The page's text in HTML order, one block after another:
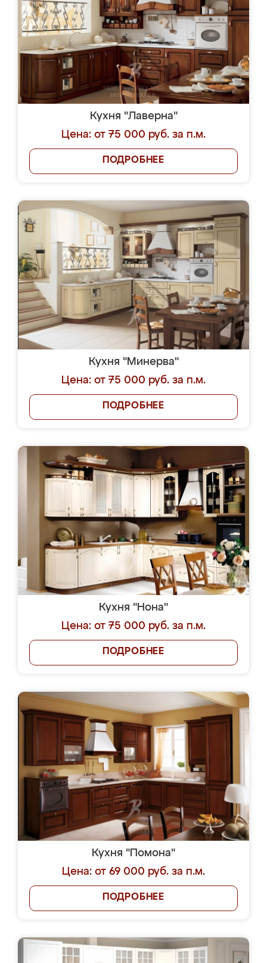
Кухня "Лаверна"
Цена: от 75 000 руб. за п.м.
ПОДРОБНЕЕ
Кухня "Минерва"
Цена: от 75 000 руб. за п.м.
ПОДРОБНЕЕ
Кухня "Нона"
Цена: от 75 000 руб. за п.м.
ПОДРОБНЕЕ
Кухня "Помона"
Цена: от 69 000 руб. за п.м.
ПОДРОБНЕЕ